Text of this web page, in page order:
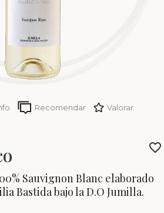
Recomendar Valorar
Sauvignon Blanc elaborado
Bastida bajo la D.O Jumilla.